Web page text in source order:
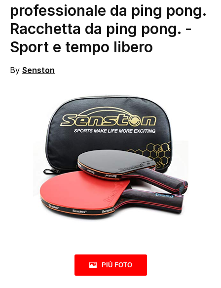
professionale da ping pong.
Racchetta da ping pong. -
Sport e tempo libero
By Senston
PIÙ FOTO